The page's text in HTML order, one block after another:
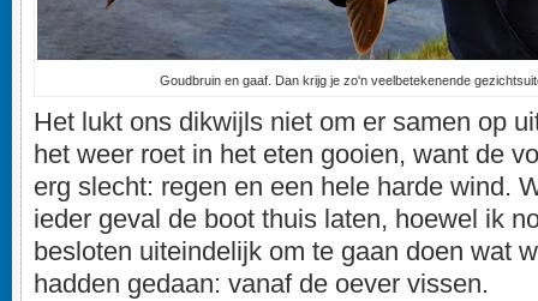
Goudbruin en gaaf. Dan krijg je zo'n veelbetekenende
Het lukt ons dikwijls niet om er samen op
het weer roet in het eten gooien, want de
erg slecht: regen en een hele harde wind.
ieder geval de boot thuis laten, hoewel ik
besloten uiteindelijk om te gaan doen wat
hadden gedaan: vanaf de oever vissen.